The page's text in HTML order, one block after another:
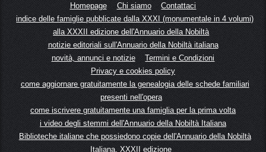
Homepage Chi siamo
Contattaci
indice delle famiglie pubblicate dalla XXXI (monumentale in 4 volumi)
alla XXXII edizione dell'Annuario della Nobiltà
notizie editoriali sull'Annuario della Nobiltà italiana
novità, annunci e notizie
Termini e Condizioni
Privacy e cookies policy
come aggiornare gratuitamente la genealogia delle schede familiari
presenti nell'opera
come iscrivere gratuitamente una famiglia per la prima volta
i video degli stemmi dell'Annuario della Nobiltà Italiana
Biblioteche italiane che possiedono copie dell'Annuario della Nobiltà
Italiana, XXXII edizione